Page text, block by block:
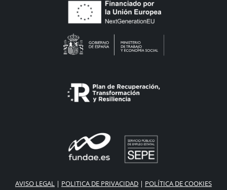
AVISO LEGAL | POLITICA DE PRIVACIDAD | POLÍTICA DE COOKIES